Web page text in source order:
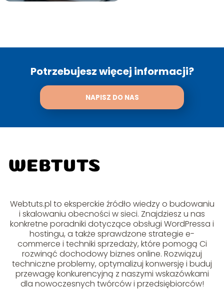
Potrzebujesz więcej informacji?
NAPISZ DO NAS
Webtuts.pl to eksperckie źródło wiedzy o budowaniu
i skalowaniu obecności w sieci. Znajdziesz u nas
konkretne poradniki dotyczące obsługi WordPressa i
hostingu, a także sprawdzone strategie e-
commerce i techniki sprzedaży, które pomogą Ci
rozwinąć dochodowy biznes online. Rozwiązuj
techniczne problemy, optymalizuj konwersję i buduj
przewagę konkurencyjną z naszymi wskazówkami
dla nowoczesnych twórców i przedsiębiorców!